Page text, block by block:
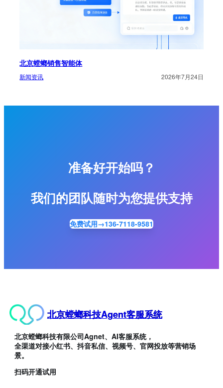
北京螳螂销售智能体
新闻资讯 2026年7月24日
准备好开始吗？
我们的团队随时为您提供支持
免费试用→136-7118-9581
北京螳螂科技Agent客服系统
北京螳螂科技有限公司Agnet、AI客服系统，
全渠道对接小红书、抖音私信、视频号、官网投放等营销场
景。
扫码开通试用